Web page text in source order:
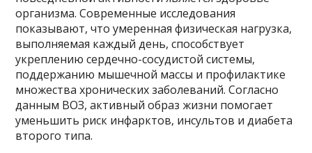
организма. Современные исследования
показывают, что умеренная физическая нагрузка,
выполняемая каждый день, способствует
укреплению сердечно-сосудистой системы,
поддержанию мышечной массы и профилактике
множества хронических заболеваний. Согласно
данным ВОЗ, активный образ жизни помогает
уменьшить риск инфарктов, инсультов и диабета
второго типа.